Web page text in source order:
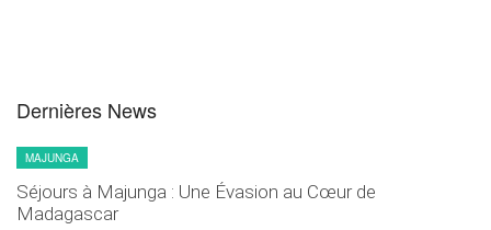
Dernières News
MAJUNGA
Séjours à Majunga : Une Évasion au Cœur de
Madagascar